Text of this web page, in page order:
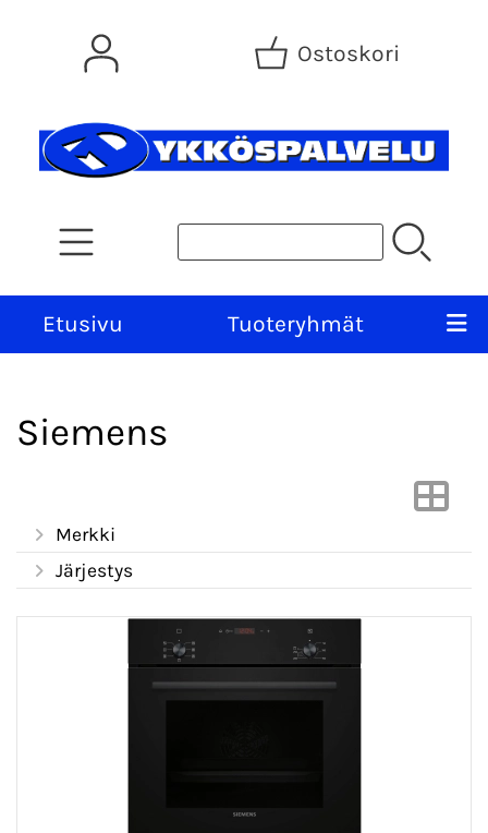
Ostoskori
Etusivu Tuoteryhmät
Siemens
Merkki
Järjestys